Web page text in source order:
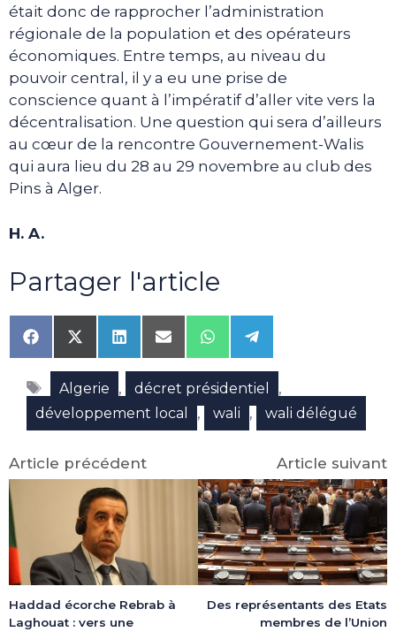
était donc de rapprocher l’administration
régionale de la population et des opérateurs
économiques. Entre temps, au niveau du
pouvoir central, il y a eu une prise de
conscience quant à l’impératif d’aller vite vers la
décentralisation. Une question qui sera d’ailleurs
au cœur de la rencontre Gouvernement-Walis
qui aura lieu du 28 au 29 novembre au club des
Pins à Alger.
H. A.
Partager l'article
Share
on
Facebook
Share
on
X
(Twitter)
Share
on
LinkedIn
Share
on
Email
Share
on
WhatsApp
Share
on
Telegram
Étiquettes
Algerie , décret présidentiel ,
développement local , wali , wali délégué
Article précédent
Haddad écorche Rebrab à
Laghouat : vers une
Article suivant
Des représentants des Etats
membres de l’Union